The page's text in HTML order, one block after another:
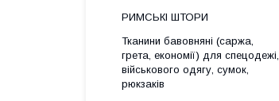
РИМСЬКІ ШТОРИ
Тканини бавовняні (саржа,
грета, економії) для спецодежі,
військового одягу, сумок,
рюкзаків